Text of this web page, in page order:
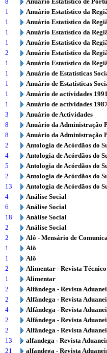
1
Anuário Estatístico da
1
Anuário Estatístico da
1
Anuário Estatístico da
1
Anuário Estatístico da
2
Anuário Estatístico da
1
Anuário Estatístico da
1
Anuário de Estatísticas
1
Anuário de Estatísticas
1
Anuário de actividades 1991
1
Anuário de actividades
3
Anuário de Actividades
8
Anuário da Administração
8
Anuário da Administração
2
Antologia de Acórdãos do
4
Antologia de Acórdãos do
5
Antologia de Acórdãos do
2
Antologia de Acórdãos do
13
Antologia de Acórdãos do
4
Análise Social
6
Análise Social
18
Análise Social
2
Análise Social
2
Alô - Mensário de
1
Alô
1
Alô
2
Alimentar - Revista
1
Alimentar
2
Alfândega - Revista
2
Alfândega - Revista
4
Alfândega - Revista
2
Alfândega - Revista
2
Alfândega - Revista
13
alfandega - Revista
21
alfandega - Revista